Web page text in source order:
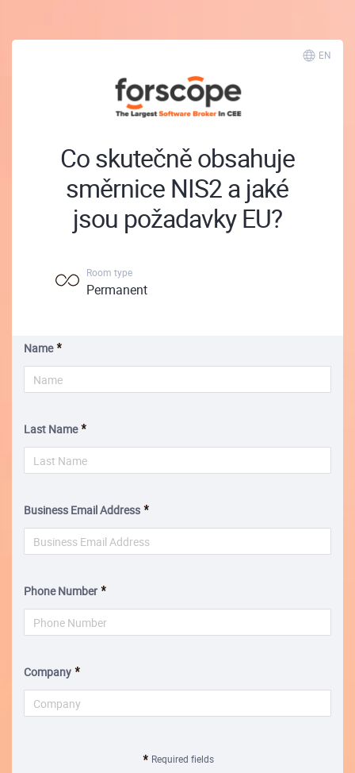
EN
Co skutečně obsahuje
směrnice NIS2 a jaké
jsou požadavky EU?
Room type
Permanent
Name
Last Name
Business Email Address
Phone Number
Company
Required fields